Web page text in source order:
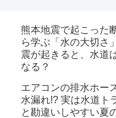
熊本地震で起こった
ら学ぶ「水の大切さ
震が起きると、水道
なる？
エアコンの排水ホー
水漏れ!? 実は水道ト
と勘違いしやすい夏